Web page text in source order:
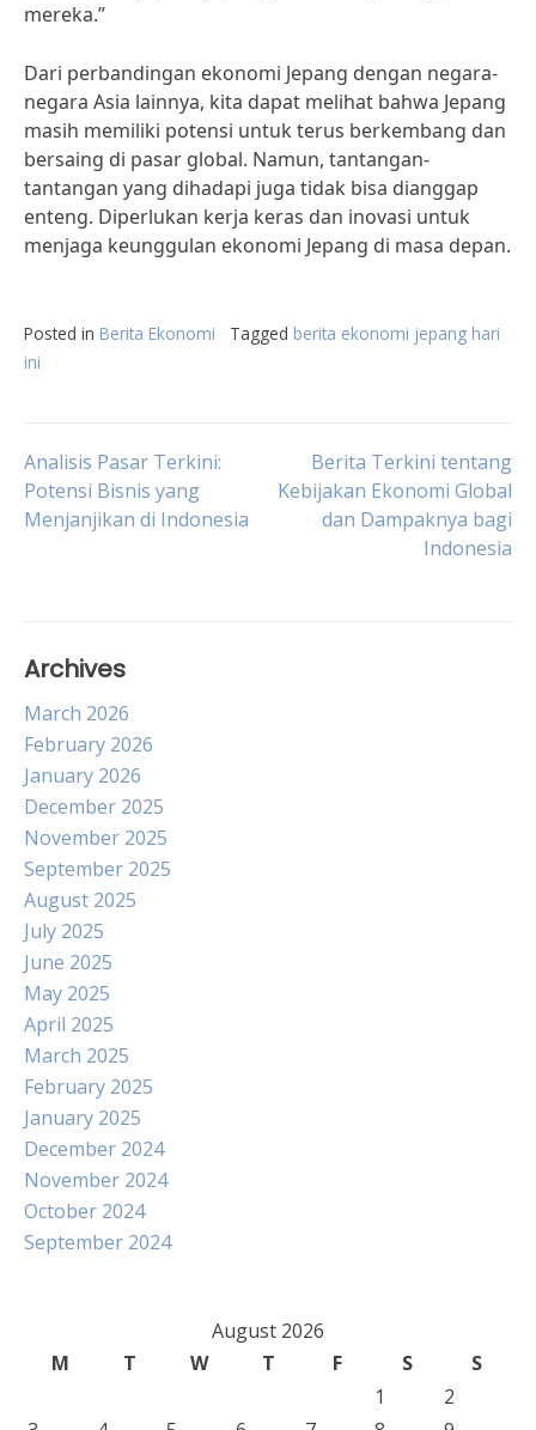
mereka.”
Dari perbandingan ekonomi Jepang dengan negara-
negara Asia lainnya, kita dapat melihat bahwa Jepang
masih memiliki potensi untuk terus berkembang dan
bersaing di pasar global. Namun, tantangan-
tantangan yang dihadapi juga tidak bisa dianggap
enteng. Diperlukan kerja keras dan inovasi untuk
menjaga keunggulan ekonomi Jepang di masa depan.
Posted in Berita Ekonomi Tagged berita ekonomi jepang hari
ini
Post
navigation
Analisis Pasar Terkini:
Potensi Bisnis yang
Menjanjikan di Indonesia
Berita Terkini tentang
Kebijakan Ekonomi Global
dan Dampaknya bagi
Indonesia
Archives
March 2026
February 2026
January 2026
December 2025
November 2025
September 2025
August 2025
July 2025
June 2025
May 2025
April 2025
March 2025
February 2025
January 2025
December 2024
November 2024
October 2024
September 2024
August 2026
M
T W T F S
S
1
2